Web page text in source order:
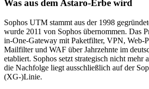
Was aus dem Astaro-Erbe wird
Sophos UTM stammt aus der 1998
wurde 2011 von Sophos übernommen. Das
in-One-Gateway mit Paketfilter, VPN, Web-
Mailfilter und WAF über Jahrzehnte im
etabliert. Sophos setzt strategisch nicht mehr
die Nachfolge liegt ausschließlich auf der
(XG-)Linie.